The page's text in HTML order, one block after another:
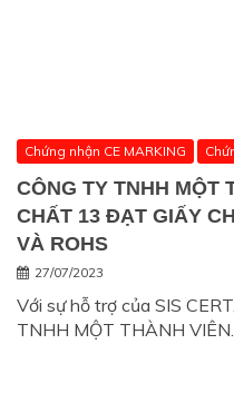
Chứng nhận CE MARKING
CÔNG TY TNHH MỘT
CHẤT 13 ĐẠT GIẤY
VÀ ROHS
27/07/2023
Với sự hỗ trợ của SIS
TNHH MỘT THÀNH